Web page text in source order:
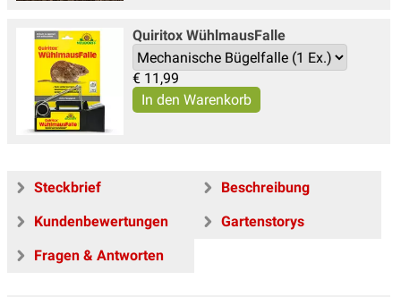
Quiritox WühlmausFalle
€ 11,99
Steckbrief
Beschreibung
Kundenbewertungen
Gartenstorys
Fragen & Antworten